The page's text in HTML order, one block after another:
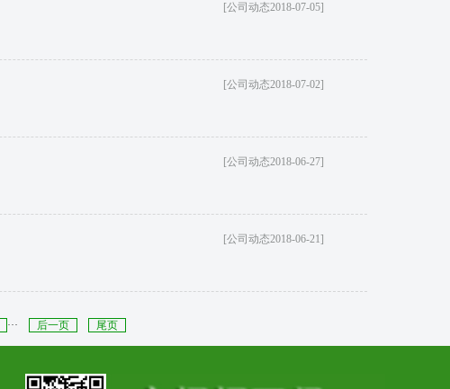
[公司动态2018-07-05]
[公司动态2018-07-02]
[公司动态2018-06-27]
[公司动态2018-06-21]
··· 后一页 尾页